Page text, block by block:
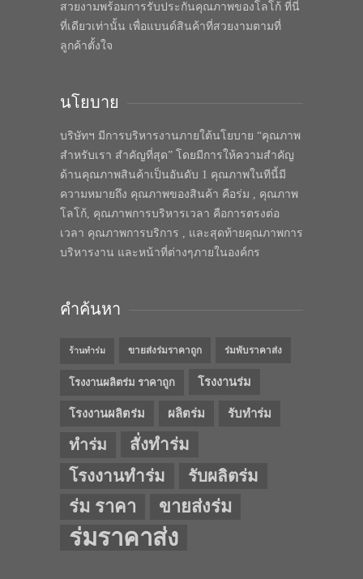
สวยงามพร้อมการรับประกันคุณภาพของโลโก้ ที่นี่
ที่เดียวเท่านั้น เพื่อแบนด์สินค้าที่สวยงามตามที่
ลูกค้าตั้งใจ
นโยบาย
บริษัทฯ มีการบริหารงานภายใต้นโยบาย “คุณภาพ
สำหรับเรา สำคัญที่สุด” โดยมีการให้ความสำคัญ
ด้านคุณภาพสินค้าเป็นอันดับ 1 คุณภาพในทีนี้มี
ความหมายถึง คุณภาพของสินค้า คือร่ม , คุณภาพ
โลโก้, คุณภาพการบริหารเวลา คือการตรงต่อ
เวลา คุณภาพการบริการ , และสุดท้ายคุณภาพการ
บริหารงาน และหน้าที่ต่างๆภายในองค์กร
คำค้นหา
ร้านทำร่ม ขายส่งร่มราคาถูก ร่มพับราคาส่ง
โรงงานผลิตร่ม ราคาถูก โรงงานร่ม
โรงงานผลิตร่ม ผลิตร่ม รับทำร่ม
ทำร่ม
สั่งทำร่ม
โรงงานทำร่ม
รับผลิตร่ม
ร่ม ราคา ขายส่งร่ม
ร่มราคาส่ง